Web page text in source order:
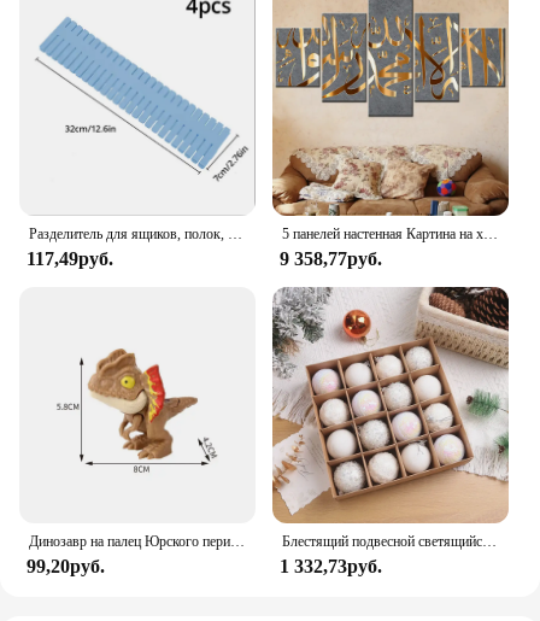
Sunifiram is your answer. Its performance and
property are unmatched, ensuring that your skin and
upholstery remain pristine and protected.
117,49руб.
5 панелей настенная Картина на холсте Мусульманский Коран ислам настенное искусство HD плакаты домашний декор картины для гостиной декоративные картины
9 358,77руб.
99,20руб.
Блестящий подвесной светящийся фотоэлемент 6/8 см, украшение для рождественской елки, подвесной шар
1 332,73руб.